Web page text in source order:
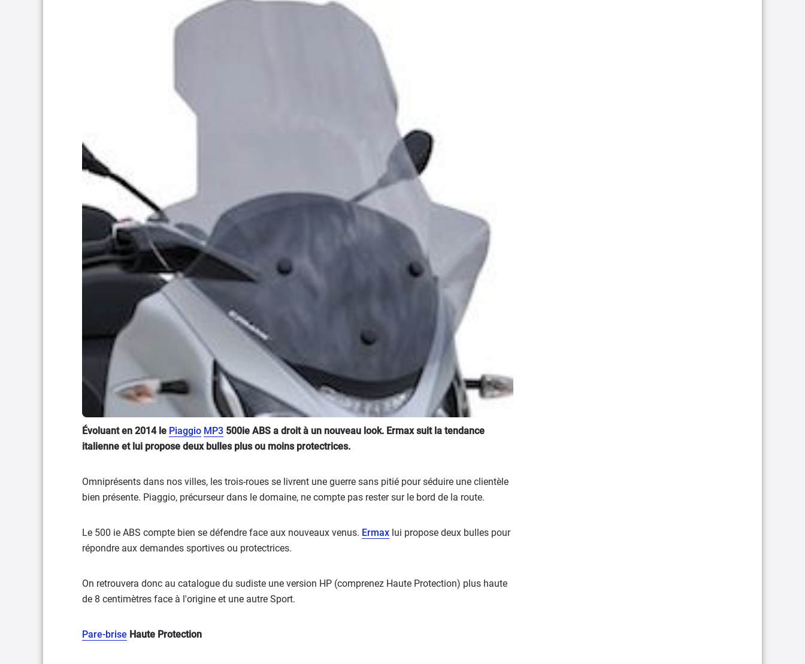
Évoluant en 2014 le Piaggio MP3 500ie ABS a droit à un nouveau look. Ermax suit la tendance
italienne et lui propose deux bulles plus ou moins protectrices.
Omniprésents dans nos villes, les trois-roues se livrent une guerre sans pitié pour séduire une clientèle
bien présente. Piaggio, précurseur dans le domaine, ne compte pas rester sur le bord de la route.
Le 500 ie ABS compte bien se défendre face aux nouveaux venus. Ermax lui propose deux bulles pour
répondre aux demandes sportives ou protectrices.
On retrouvera donc au catalogue du sudiste une version HP (comprenez Haute Protection) plus haute
de 8 centimètres face à l'origine et une autre Sport.
Pare-brise Haute Protection